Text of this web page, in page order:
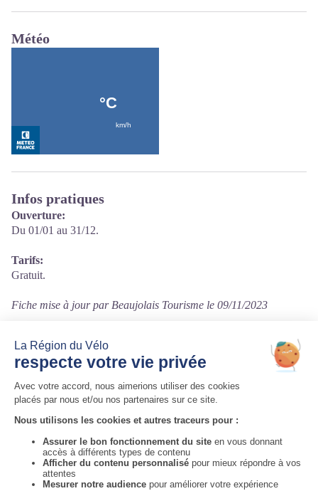
Météo
Infos pratiques
Ouverture:
Du 01/01 au 31/12.
Tarifs:
Gratuit.
Fiche mise à jour par Beaujolais Tourisme le 09/11/2023
Contact
Parc communal
Rue de la Pompe
69620 Bagnols